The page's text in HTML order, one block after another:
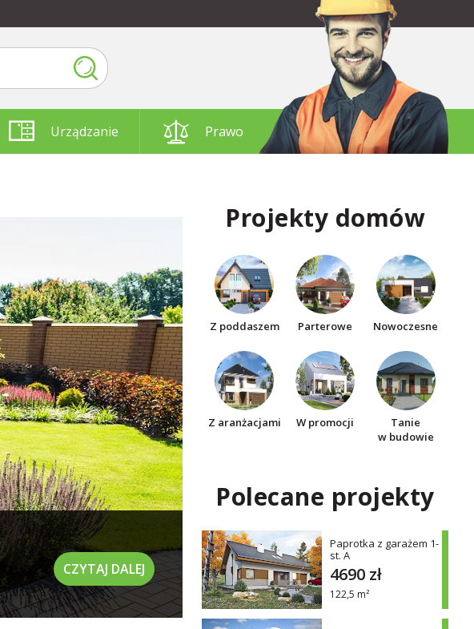
Urządzanie Prawo
CZYTAJ DALEJ
Projekty domów
Z poddaszem Parterowe Nowoczesne
Z aranżacjami W promocji
Tanie
w budowie
Polecane projekty
Paprotka z garażem 1-
st. A
122,5 m²
4690 zł